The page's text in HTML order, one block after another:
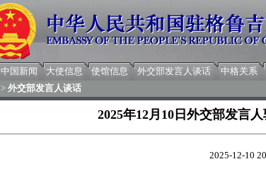
中国新闻 大使信息 使馆信息 外交部发言人谈话 中格关系
> 外交部发言人谈话
2025年12月10日外交部发言
2025-12-10